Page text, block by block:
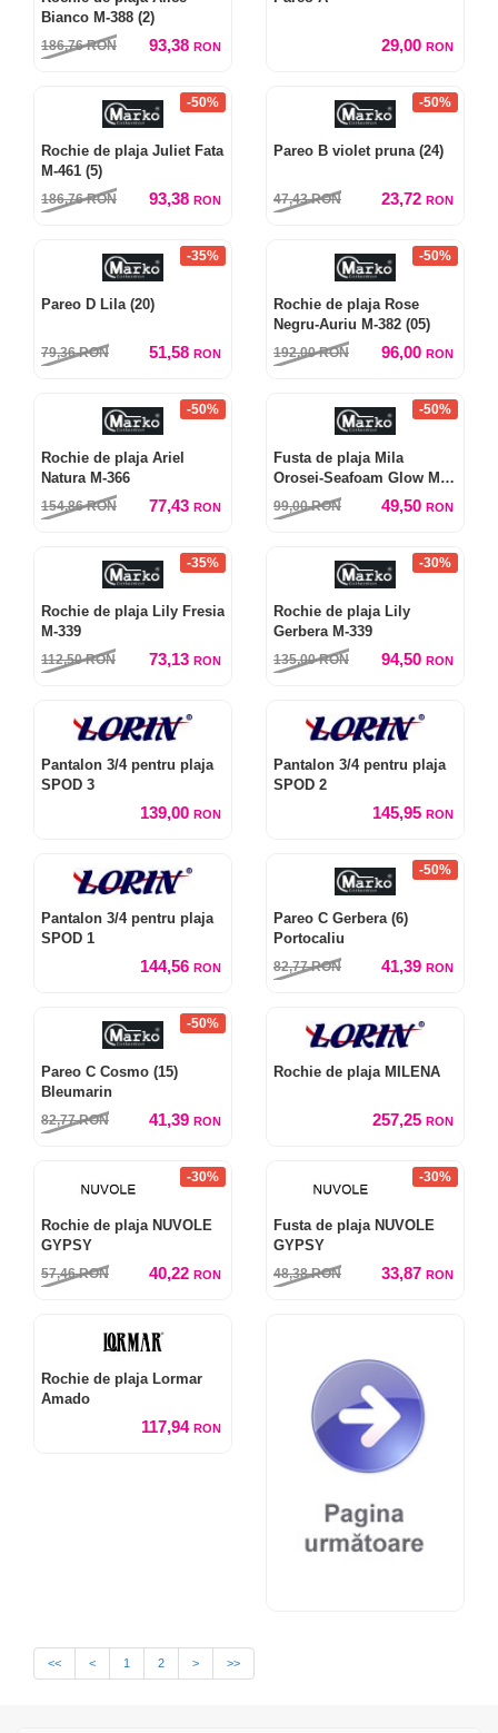
Bianco M-388 (2)
186,76RON 93,38 RON 29,00 RON
-50%
Rochie de plaja Juliet Fata
M-461 (5)
186,76RON 93,38 RON
-50%
Pareo B violet pruna (24)
47,43RON 23,72 RON
-35%
Pareo D Lila (20)
79,36RON 51,58 RON
-50%
Rochie de plaja Rose
Negru-Auriu M-382 (05)
192,00RON 96,00 RON
-50%
Rochie de plaja Ariel
Natura M-366
154,86RON 77,43 RON
-50%
Fusta de plaja Mila
Orosei-Seafoam Glow M-
334 (7)
99,00RON 49,50 RON
-35%
Rochie de plaja Lily Fresia
M-339
112,50RON 73,13 RON
-30%
Rochie de plaja Lily
Gerbera M-339
135,00RON 94,50 RON
Pantalon 3/4 pentru plaja
SPOD 3
139,00 RON
Pantalon 3/4 pentru plaja
SPOD 2
145,95 RON
Pantalon 3/4 pentru plaja
SPOD 1
144,56 RON
-50%
Pareo C Gerbera (6)
Portocaliu
82,77RON 41,39 RON
-50%
Pareo C Cosmo (15)
Bleumarin
82,77RON 41,39 RON
Rochie de plaja MILENA
257,25 RON
-30%
Rochie de plaja NUVOLE
GYPSY
57,46RON 40,22 RON
-30%
Fusta de plaja NUVOLE
GYPSY
48,38RON 33,87 RON
Rochie de plaja Lormar
Amado
117,94 RON
<< < 1 2 > >>